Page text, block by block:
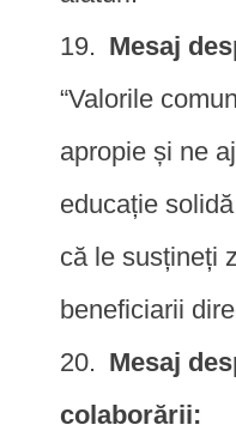
Mesaj
“Valorile
apropie și ne
educație
că le susțineți
beneficiarii
Mesaj
colaborării: